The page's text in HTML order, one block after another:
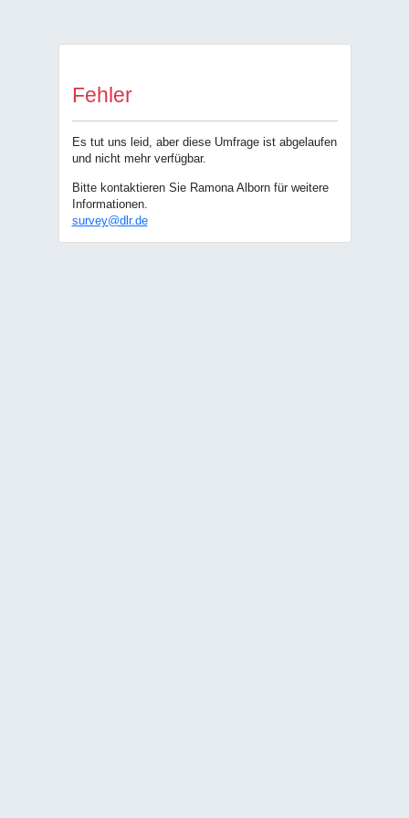
Fehler
Es tut uns leid, aber diese Umfrage ist abgelaufen
und nicht mehr verfügbar.
Bitte kontaktieren Sie Ramona Alborn für weitere
Informationen.
survey@dlr.de